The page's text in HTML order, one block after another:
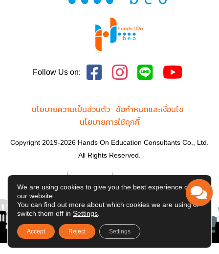
Follow Us on:
นโยบายความเป็นส่วนตัว ข้อกำหนดและเงื่อนไข
นโยบายการใช้คุกกี้
Copyright 2019-2026 Hands On Education Consultants Co., Ltd.
All Rights Reserved.
We are using cookies to give you the best experience on
our website.
You can find out more about which cookies we are using or
switch them off in Settings
Accept Reject Settings